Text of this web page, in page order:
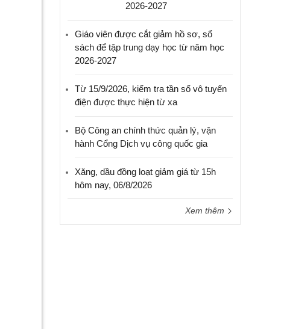
2026-2027
Giáo viên được cắt giảm hồ sơ, sổ
sách để tập trung dạy học từ năm học
2026-2027
Từ 15/9/2026, kiểm tra tần số vô tuyến
điện được thực hiện từ xa
Bộ Công an chính thức quản lý, vận
hành Cổng Dịch vụ công quốc gia
Xăng, dầu đồng loạt giảm giá từ 15h
hôm nay, 06/8/2026
Xem thêm